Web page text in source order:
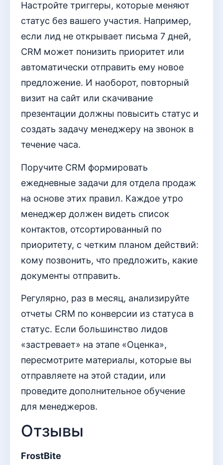
Настройте триггеры, которые меняют
статус без вашего участия. Например,
если лид не открывает письма 7 дней,
CRM может понизить приоритет или
автоматически отправить ему новое
предложение. И наоборот, повторный
визит на сайт или скачивание
презентации должны повысить статус и
создать задачу менеджеру на звонок в
течение часа.
Поручите CRM формировать
ежедневные задачи для отдела продаж
на основе этих правил. Каждое утро
менеджер должен видеть список
контактов, отсортированный по
приоритету, с четким планом действий:
кому позвонить, что предложить, какие
документы отправить.
Регулярно, раз в месяц, анализируйте
отчеты CRM по конверсии из статуса в
статус. Если большинство лидов
«застревает» на этапе «Оценка»,
пересмотрите материалы, которые вы
отправляете на этой стадии, или
проведите дополнительное обучение
для менеджеров.
Отзывы
FrostBite